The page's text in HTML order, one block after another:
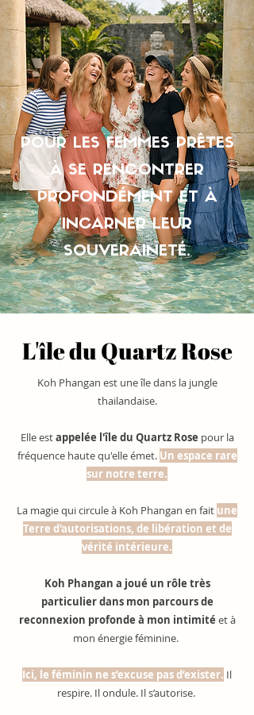
POUR LES FEMMES PRÊTES
À SE RENCONTRER
PROFONDÉMENT ET À
INCARNER LEUR
SOUVERAINETÉ.
L'île du Quartz Rose
Koh Phangan est une île dans la jungle
thailandaise.
Elle estappelée l'île du Quartz Rose pour la
fréquence haute qu'elle émet. Un espace rare
sur notre terre.
La magie qui circule à Koh Phangan en fait une
Terre d'autorisations, de libération et de
vérité intérieure.
Koh Phangan a joué un rôle très
particulier dans mon parcours de
reconnexion profonde à mon intimité et à
mon énergie féminine.
Ici, le féminin ne s’excuse pas d’exister. Il
respire. Il ondule. Il s’autorise.